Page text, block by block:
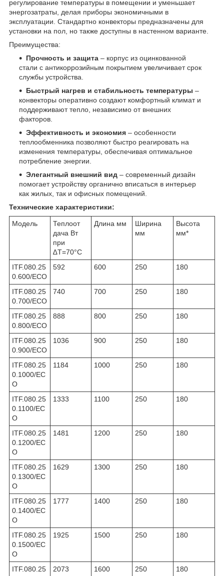
регулирование температуры в помещении и уменьшает
энергозатраты, делая приборы экономичными в
эксплуатации. Стандартно конвекторы предназначены для
установки на пол, но также доступны в настенном варианте.
Преимущества:
Прочность и защита – корпус из оцинкованной
стали с антикоррозийным покрытием увеличивает срок
службы устройства.
Быстрый нагрев и стабильность температуры –
конвекторы оперативно создают комфортный климат и
поддерживают тепло, независимо от внешних
факторов.
Эффективность и экономия – особенности
теплообменника позволяют быстро реагировать на
изменения температуры, обеспечивая оптимальное
потребление энергии.
Элегантный внешний вид – современный дизайн
помогает устройству органично вписаться в интерьер
как жилых, так и офисных помещений.
Технические характеристики:
Модель
Теплоот
дача Вт
при
∆T=70°C
Длина мм
Ширина
мм
Высота
мм*
ITF.080.25
0.600/ECO
592 600 250 180
ITF.080.25
0.700/ECO
740 700 250 180
ITF.080.25
0.800/ECO
888 800 250 180
ITF.080.25
0.900/ECO
1036 900 250 180
ITF.080.25
0.1000/EC
O
1184 1000 250 180
ITF.080.25
0.1100/EC
O
1333 1100 250 180
ITF.080.25
0.1200/EC
O
1481 1200 250 180
ITF.080.25
0.1300/EC
O
1629 1300 250 180
ITF.080.25
0.1400/EC
O
1777 1400 250 180
ITF.080.25
0.1500/EC
O
1925 1500 250 180
ITF.080.25
2073 1600 250 180